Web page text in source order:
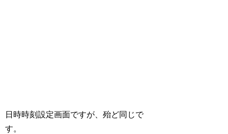
日時時刻設定画面ですが、殆ど同じで
す。